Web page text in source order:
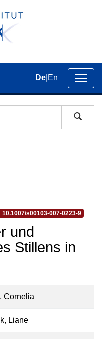
der
De En
10.1007/s00103-007-0223-9
und
Stillens in
Cornelia
Liane